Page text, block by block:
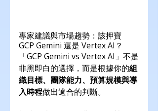
專家建議與市場趨勢：該押寶
GCP Gemini 還是 Vertex AI？
「GCP Gemini vs Vertex AI」不是
非黑即白的選擇，而是根據你的組
織目標、團隊能力、預算規模與導
入時程做出適合的判斷。